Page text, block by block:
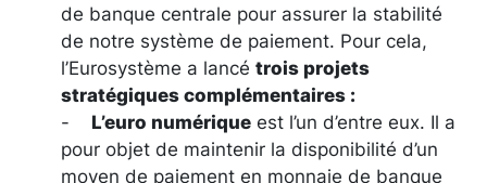
de banque centrale pour assurer la stabilité
de notre système de paiement. Pour cela,
l’Eurosystème a lancé trois projets
stratégiques complémentaires :
- L’euro numérique est l’un d’entre eux. Il a
pour objet de maintenir la disponibilité d’un
moyen de paiement en monnaie de banque